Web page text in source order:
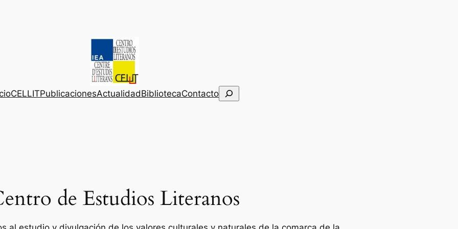
CELLITPublicacionesActualidadBibliotecaContactoBuscar
de Estudios Literanos